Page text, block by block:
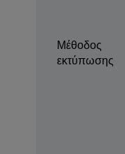
Μέθοδος
εκτύπωσης